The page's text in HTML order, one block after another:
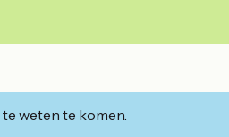
weten te komen.